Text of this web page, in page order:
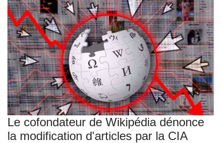
Le cofondateur de Wikipédia dénonce
la modification d'articles par la CIA